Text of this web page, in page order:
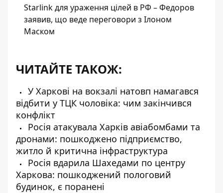
Starlink для ураження цілей в РФ – Федоров
заявив, що веде переговори з Ілоном
Маском
ЧИТАЙТЕ ТАКОЖ:
У Харкові на вокзалі натовп намагався
відбити у ТЦК чоловіка: чим закінчився
конфлікт
Росія атакувала Харків авіабомбами та
дронами: пошкоджено підприємство,
житло й критична інфраструктура
Росія вдарила Шахедами по центру
Харкова: пошкоджений пологовий
будинок, є поранені